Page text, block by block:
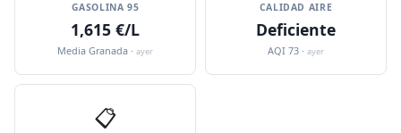
GASOLINA 95
1,615 €/L
Media Granada · ayer
CALIDAD AIRE
Deficiente
AQI 73 · ayer
📋